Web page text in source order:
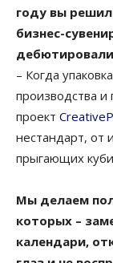
году вы
бизнес-
дебютировали
– Когда
производства и
проект
нестандарт, от
прыгающих
Мы делаем
которых –
календари,